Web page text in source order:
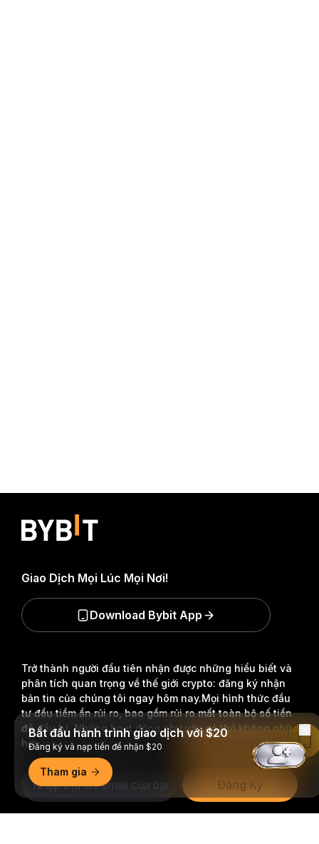
Trở thành người đầu tiên nhận được những hiểu biết và
phân tích quan trọng về thế giới crypto: đăng ký nhận
bản tin của chúng tôi ngay hôm nay.Mọi hình thức đầu
tư đều tiềm ẩn rủi ro, bao gồm rủi ro mất toàn bộ số tiền
đã đầu tư. Những hoạt động như vậy có thể không phù
hợp với tất cả mọi người.
Đăng Ký
Giao Dịch Mọi Lúc Mọi Nơi!
Download Bybit App
Bắt đầu hành trình giao dịch với $20
Đăng ký và nạp tiền để nhận $20
Tham gia
Đọc Trên Bybit App